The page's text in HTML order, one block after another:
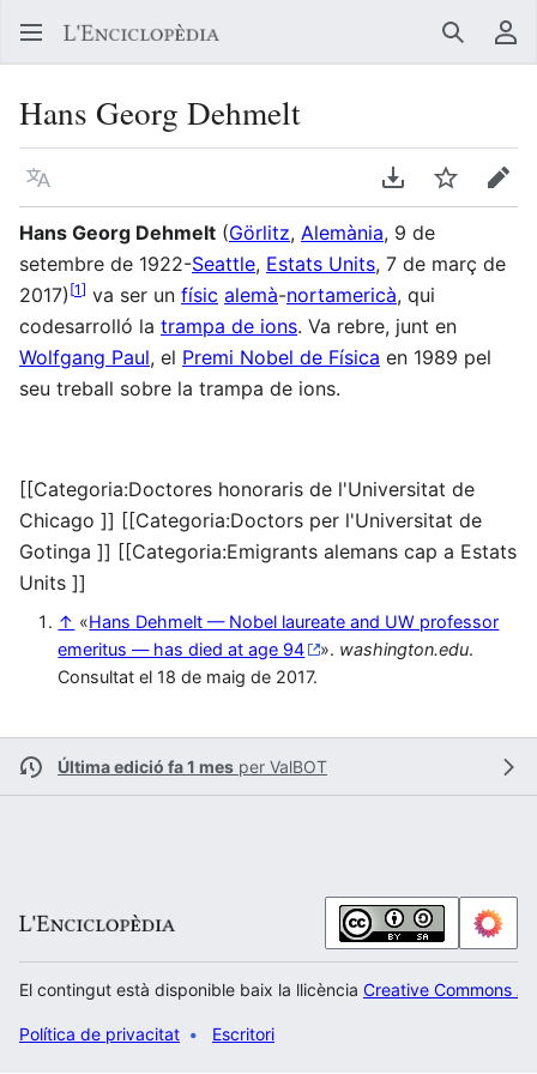
Buscar
Hans Georg Dehmelt
Llegir en un atre idioma Descarregar en
Vigilar
Hans Georg Dehmelt (Görlitz, Alemània, 9 de
setembre de 1922-Seattle, Estats Units, 7 de març de
2017) [1] va ser un físic alemà-nortamericà, qui
codesarrolló la trampa de ions. Va rebre, junt en
Wolfgang Paul, el Premi Nobel de Física en 1989 pel
seu treball sobre la trampa de ions.
[[Categoria:Doctores honoraris de l'Universitat de
Chicago ]] [[Categoria:Doctors per l'Universitat de
Gotinga ]] [[Categoria:Emigrants alemans cap a Estats
Units ]]
↑ «Hans Dehmelt — Nobel laureate and UW professor
emeritus — has died at age 94
». washington.edu.
Consultat el 18 de maig de 2017.
Última edició fa 1 mes per ValBOT
El contingut està disponible baix la llicència Creative Commons
Política de privacitat Escritori